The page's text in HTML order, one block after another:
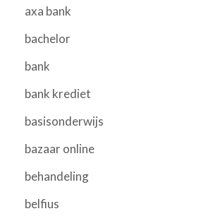
axa bank
bachelor
bank
bank krediet
basisonderwijs
bazaar online
behandeling
belfius